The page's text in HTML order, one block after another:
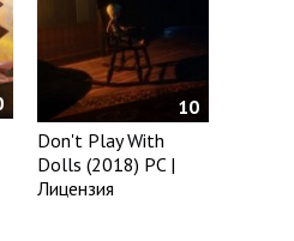
10
Don't Play With
Dolls (2018) PC |
Лицензия